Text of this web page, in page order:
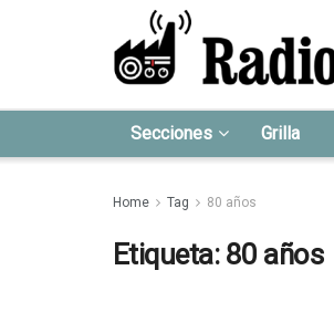
Secciones Grilla
Home Tag 80 años
Etiqueta: 80 años